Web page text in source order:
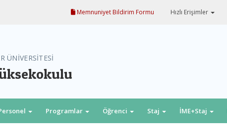
Memnuniyet Bildirim Formu Hızlı Erişimler
ÜNİVERSİTESİ
Programlar Öğrenci Staj İME+Staj